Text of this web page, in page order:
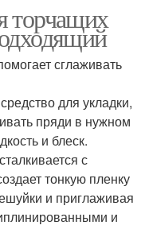
торчащих
сглаживать
для укладки,
пряди в нужном
и блеск.
с
тонкую пленку
и приглаживая
и